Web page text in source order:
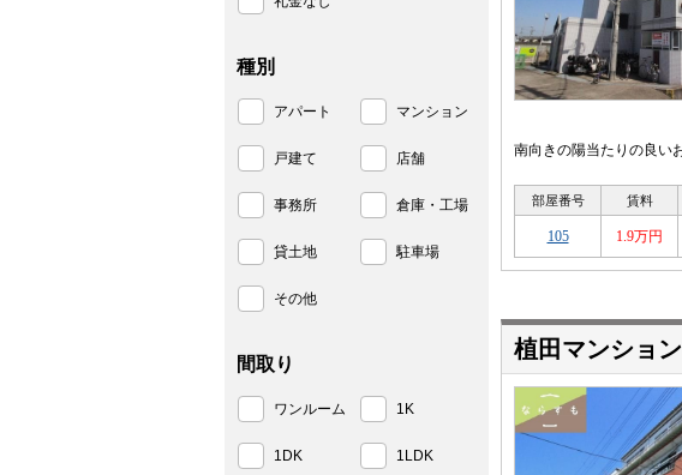
南向きの陽当たりの良い
部屋番号 賃料
105 1.9万円
植田マンショ
種別
アパート マンション
戸建て 店舗
事務所 倉庫・工場
貸土地 駐車場
その他
間取り
ワンルーム 1K
1DK 1LDK